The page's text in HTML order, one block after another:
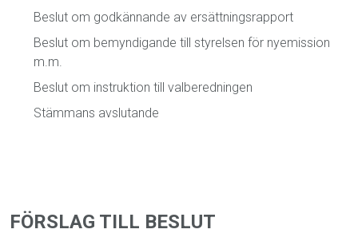
Beslut om godkännande av ersättningsrapport
Beslut om bemyndigande till styrelsen för nyemission
m.m.
Beslut om instruktion till valberedningen
Stämmans avslutande
FÖRSLAG TILL BESLUT